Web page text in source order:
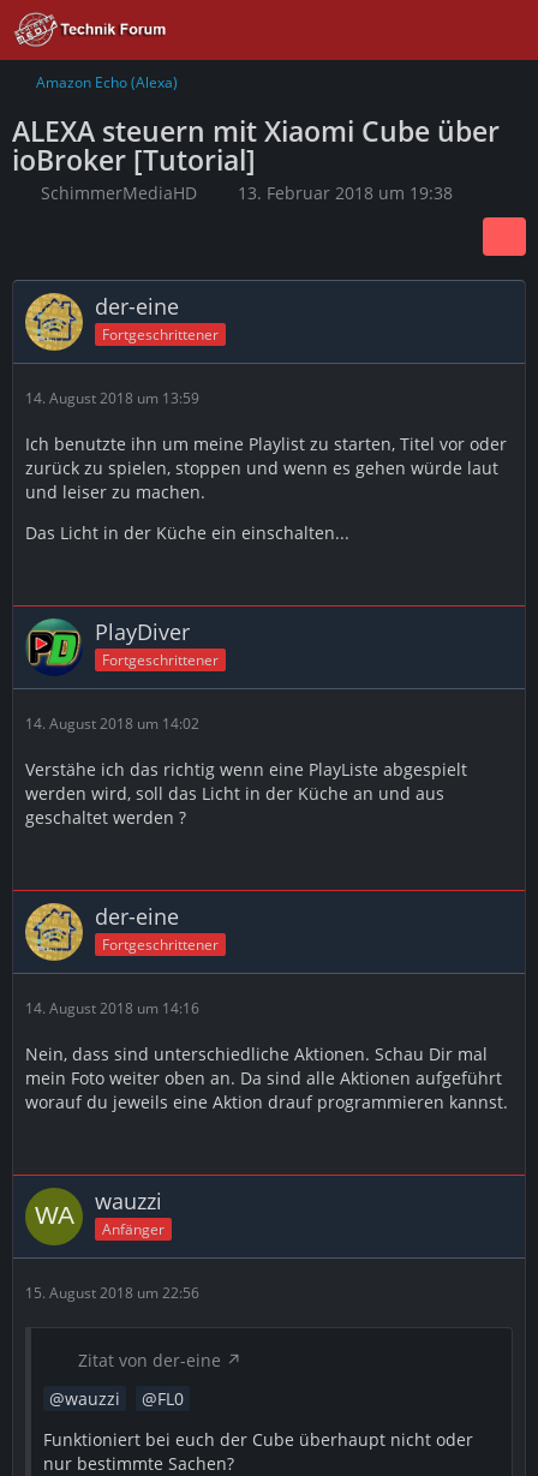
Amazon Echo (Alexa)
ALEXA steuern mit Xiaomi Cube über
ioBroker [Tutorial]
SchimmerMediaHD 13. Februar 2018 um 19:38
der-eine
Fortgeschrittener
14. August 2018 um 13:59
Ich benutzte ihn um meine Playlist zu starten, Titel vor oder
zurück zu spielen, stoppen und wenn es gehen würde laut
und leiser zu machen.
Das Licht in der Küche ein einschalten...
PlayDiver
Fortgeschrittener
14. August 2018 um 14:02
Verstähe ich das richtig wenn eine PlayListe abgespielt
werden wird, soll das Licht in der Küche an und aus
geschaltet werden ?
der-eine
Fortgeschrittener
14. August 2018 um 14:16
Nein, dass sind unterschiedliche Aktionen. Schau Dir mal
mein Foto weiter oben an. Da sind alle Aktionen aufgeführt
worauf du jeweils eine Aktion drauf programmieren kannst.
wauzzi
Anfänger
15. August 2018 um 22:56
Zitat von der-eine
wauzzi
FL0
Funktioniert bei euch der Cube überhaupt nicht oder
nur bestimmte Sachen?